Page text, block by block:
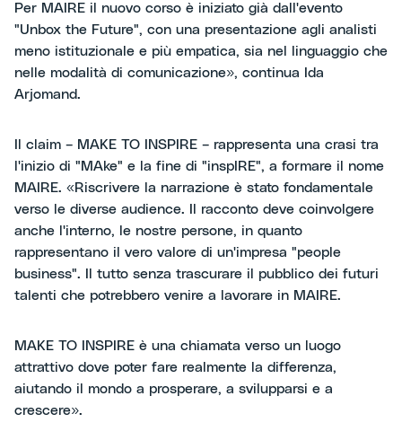
Per MAIRE il nuovo corso è iniziato già dall'evento
"Unbox the Future", con una presentazione agli analisti
meno istituzionale e più empatica, sia nel linguaggio che
nelle modalità di comunicazione», continua Ida
Arjomand.
Il claim – MAKE TO INSPIRE – rappresenta una crasi tra
l'inizio di "MAke" e la fine di "inspIRE", a formare il nome
MAIRE. «Riscrivere la narrazione è stato fondamentale
verso le diverse audience. Il racconto deve coinvolgere
anche l'interno, le nostre persone, in quanto
rappresentano il vero valore di un'impresa "people
business". Il tutto senza trascurare il pubblico dei futuri
talenti che potrebbero venire a lavorare in MAIRE.
MAKE TO INSPIRE è una chiamata verso un luogo
attrattivo dove poter fare realmente la differenza,
aiutando il mondo a prosperare, a svilupparsi e a
crescere».